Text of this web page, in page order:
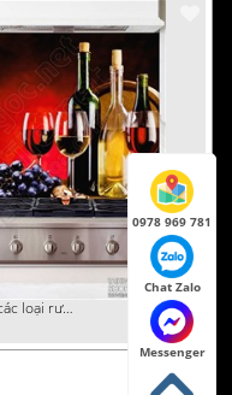
Tranh các loại rượu vang đủ hương vị in bếp
TẢI VỀ
0978 969 781
Chat Zalo
Messenger